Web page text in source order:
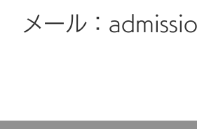
メール：